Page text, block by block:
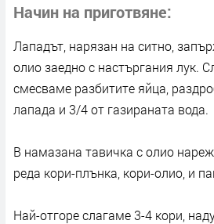
Начин на приготвяне
Лападът, нарязан на ситно,
олио заедно с настъргания лук.
смесваме разбитите яйца,
лапада и 3/4 от газираната вода.
В намазана тавичка с олио
реда кори-плънка, кори-олио, и
Най-отгоре слагаме 3-4 кори,